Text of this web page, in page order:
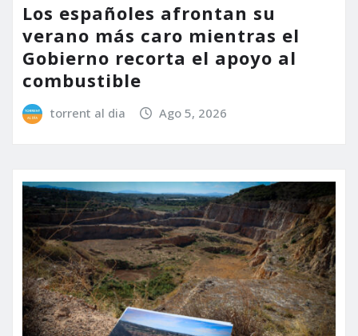
Los españoles afrontan su
verano más caro mientras el
Gobierno recorta el apoyo al
combustible
torrent al dia Ago 5, 2026